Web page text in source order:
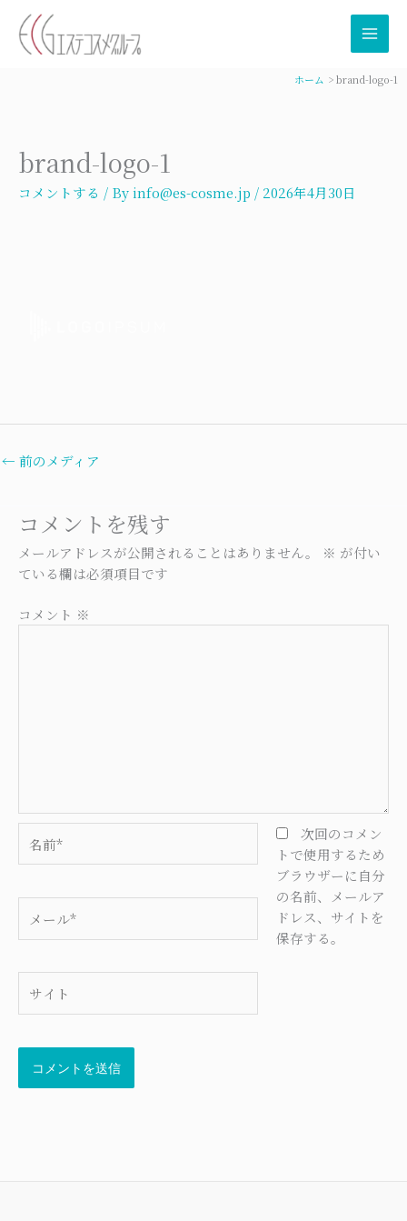
ホーム brand-logo-1
brand-logo-1
コメントする / Byinfo@es-cosme.jp / 2026年4月30日
← 前のメディア
コメントを残す
メールアドレスが公開されることはありません。 ※ が付い
ている欄は必須項目です
コメント ※
前
ー
*
次回のコメン
トで使用するため
ブラウザーに自分
の名前、メールア
ドレス、サイトを
保存する。